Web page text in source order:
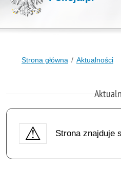
Strona główna Aktualności
Strona znajduje